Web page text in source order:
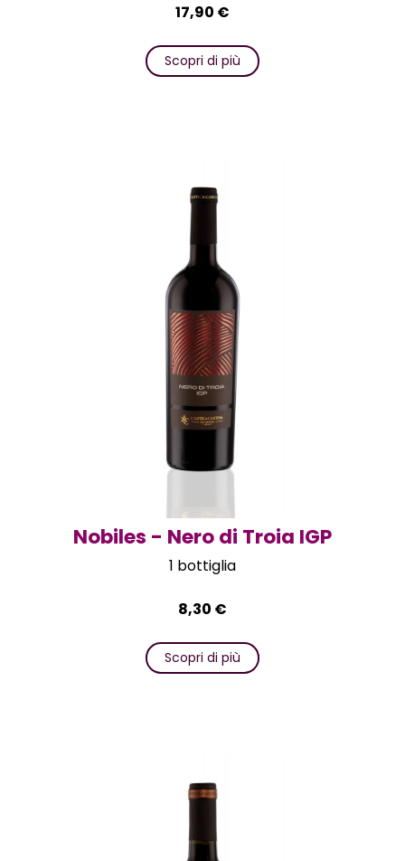
17,90 €
Scopri di più
Nobiles - Nero di Troia IGP
1 bottiglia
8,30 €
Scopri di più